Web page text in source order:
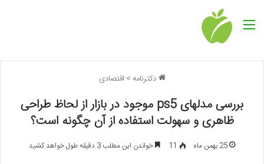
منو
دکترنامه > اقتصادی
بررسی مدلهای ps5 موجود در بازار از لحاظ طراحی
ظاهری و سهولت استفاده از آن چگونه است؟
25 بهمن ماه 11 خواندن این مطلب 3 دقیقه طول خواهد کشید